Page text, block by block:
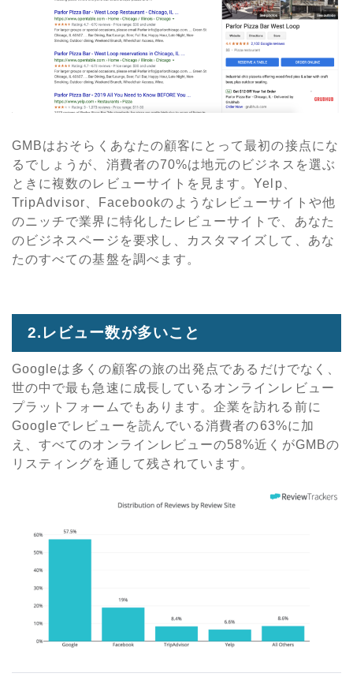
GMBはおそらくあなたの顧客にとって最初の接点にな
るでしょうが、消費者の70%は地元のビジネスを選ぶ
ときに複数のレビューサイトを見ます。Yelp
TripAdvisor
Facebookのようなレビューサイトや他
のニッチで業界に特化したレビューサイトで、あなた
のビジネスページを要求し、カスタマイズして、あな
たのすべての基盤を調べます。
2.レビュー数が多いこと
Googleは多くの顧客の旅の出発点であるだけでなく、
世の中で最も急速に成長しているオンラインレビュー
プラットフォームでもあります。企業を訪れる前に
Googleでレビューを読んでいる消費者の63%に加
え、すべてのオンラインレビューの58%近くがGMBの
リスティングを通して残されています。